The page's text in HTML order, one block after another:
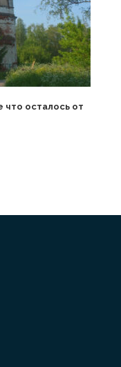
что осталось от